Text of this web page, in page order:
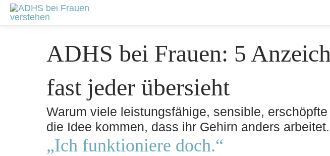
Zum
Inhalt
ADHS bei Frauen: 5
fast jeder übersieht
Warum viele leistungsfähige, sensible,
die Idee kommen, dass ihr Gehirn anders arbeitet.
„Ich funktioniere doch.“
Beitragsnavigation